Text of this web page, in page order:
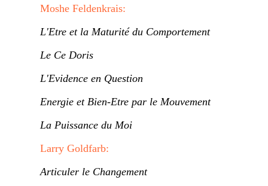
Moshe Feldenkrais:
L'Etre et la Maturité du Comportement
Le Ce Doris
L'Evidence en Question
Energie et Bien-Etre par le Mouvement
La Puissance du Moi
Larry Goldfarb:
Articuler le Changement